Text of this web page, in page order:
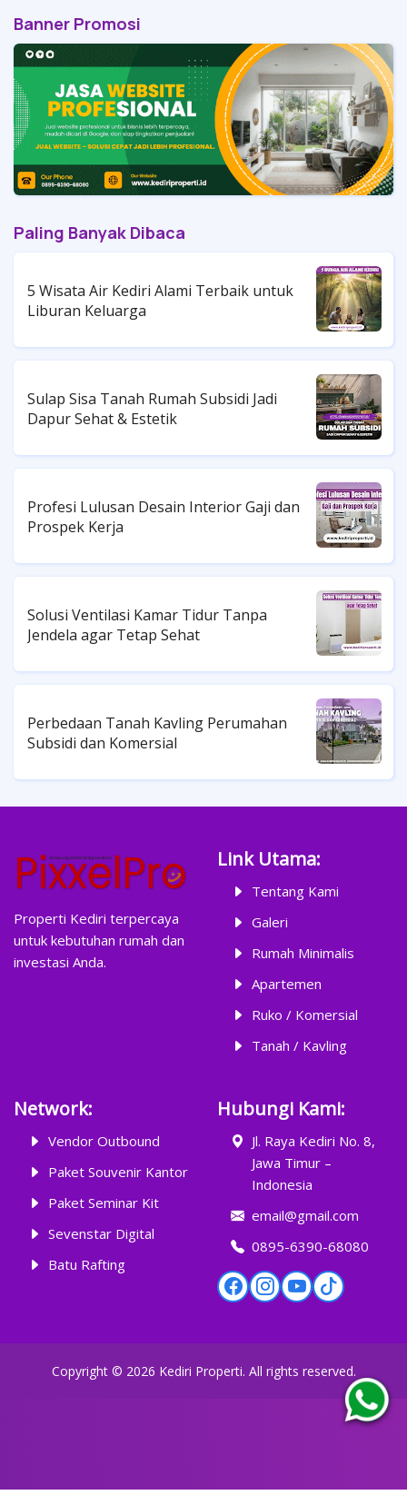
Banner Promosi
Paling Banyak Dibaca
5 Wisata Air Kediri Alami Terbaik untuk
Liburan Keluarga
Sulap Sisa Tanah Rumah Subsidi Jadi
Dapur Sehat & Estetik
Profesi Lulusan Desain Interior Gaji dan
Prospek Kerja
Solusi Ventilasi Kamar Tidur Tanpa
Jendela agar Tetap Sehat
Perbedaan Tanah Kavling Perumahan
Subsidi dan Komersial
Properti Kediri terpercaya
untuk kebutuhan rumah dan
investasi Anda.
Link Utama:
Tentang Kami
Galeri
Rumah Minimalis
Apartemen
Ruko / Komersial
Tanah / Kavling
Network:
Vendor Outbound
Paket Souvenir Kantor
Paket Seminar Kit
Sevenstar Digital
Batu Rafting
Hubungi Kami:
Jl. Raya Kediri No. 8,
Jawa Timur –
Indonesia
email@gmail.com
0895-6390-68080
Copyright © 2026 Kediri Properti. All rights reserved.